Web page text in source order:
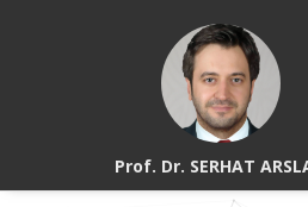
Prof. Dr. SERHAT